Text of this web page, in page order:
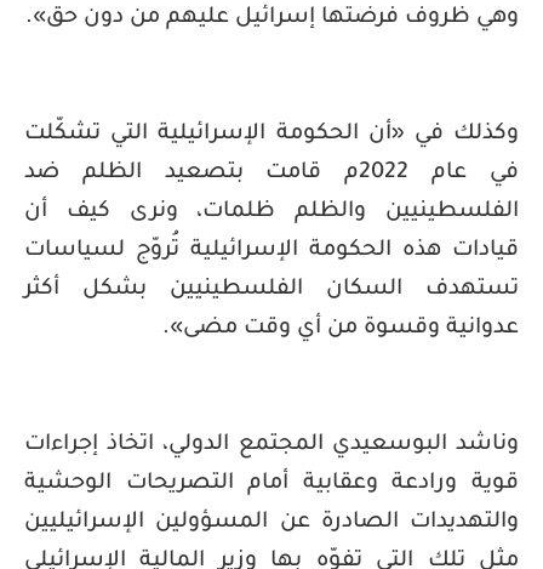
وهي ظروف فرضتها إسرائيل عليهم من دون حق».
وكذلك في «أن الحكومة الإسرائيلية التي تشكّلت
في عام 2022م قامت بتصعيد الظلم ضد
الفلسطينيين والظلم ظلمات، ونرى كيف أن
قيادات هذه الحكومة الإسرائيلية تُروّج لسياسات
تستهدف السكان الفلسطينيين بشكل أكثر
عدوانية وقسوة من أي وقت مضى».
وناشد البوسعيدي المجتمع الدولي، اتخاذ إجراءات
قوية ورادعة وعقابية أمام التصريحات الوحشية
والتهديدات الصادرة عن المسؤولين الإسرائيليين
مثل تلك التي تفوّه بها وزير المالية الإسرائيلي